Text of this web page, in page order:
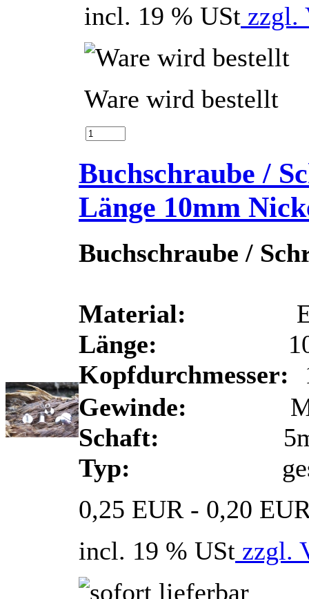
incl. 19 % USt zzgl.
Ware wird bestellt
Buchschraube /
Länge 10mm
Buchschraube /
Material:
Länge:
Kopfdurchmesser:
Gewinde:
Schaft:
Typ:
0,25 EUR - 0,20
incl. 19 % USt zzgl.